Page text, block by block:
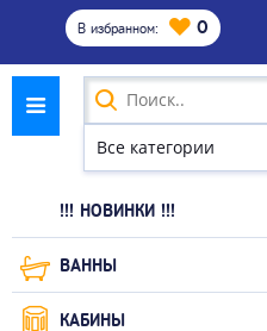
В избранном: 0
!!! НОВИНКИ !!!
ВАННЫ
КАБИНЫ